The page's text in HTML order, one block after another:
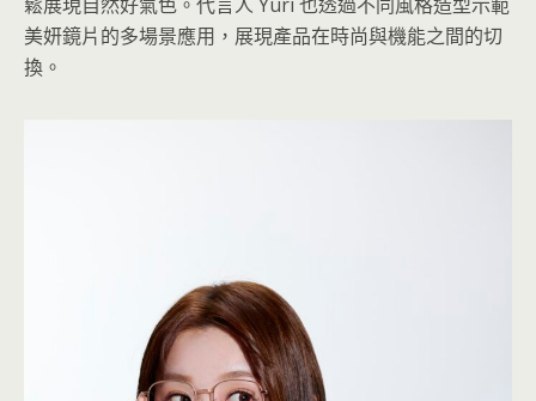
美妍鏡片的多場景應用，展現產品在時尚與機能之間的切
換。